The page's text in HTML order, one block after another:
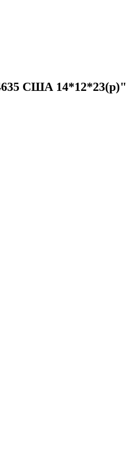
США 14*12*23(р)"